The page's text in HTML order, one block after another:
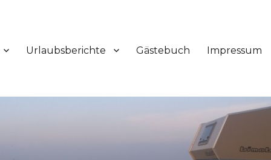
Urlaubsberichte Gästebuch Impressum